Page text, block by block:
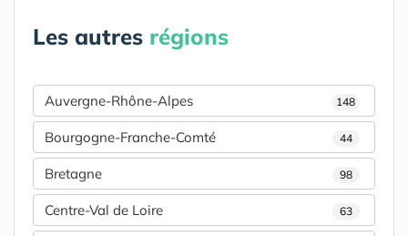
Les autres régions
Auvergne-Rhône-Alpes 148
Bourgogne-Franche-Comté 44
Bretagne 98
Centre-Val de Loire 63